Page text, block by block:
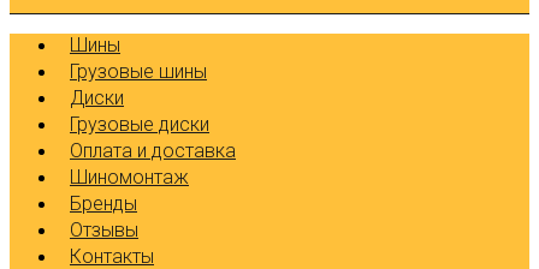
Шины
Грузовые шины
Диски
Грузовые диски
Оплата и доставка
Шиномонтаж
Бренды
Отзывы
Контакты